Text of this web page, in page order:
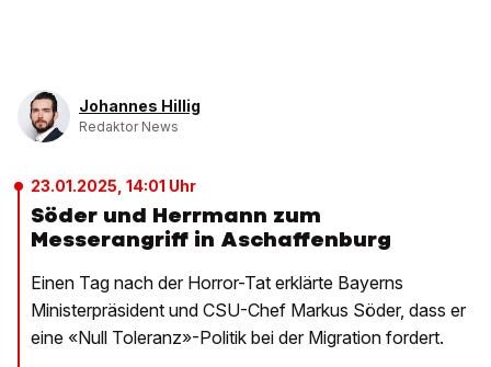
Johannes Hillig
Redaktor News
23.01.2025, 14:01 Uhr
Söder und Herrmann zum
Messerangriff in Aschaffenburg
Einen Tag nach der Horror-Tat erklärte Bayerns
Ministerpräsident und CSU-Chef Markus Söder, dass er
eine «Null Toleranz»-Politik bei der Migration fordert.